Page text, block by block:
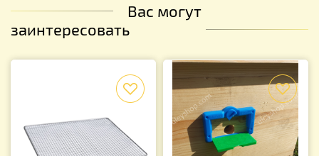
Вас могут
заинтересовать